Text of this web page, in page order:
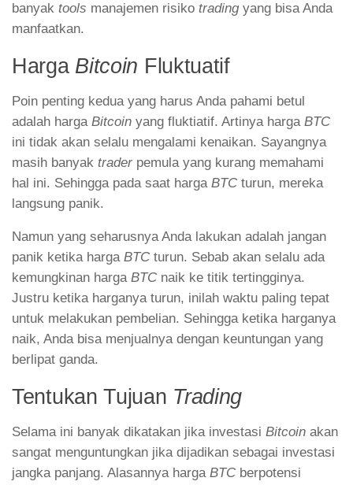
banyak tools manajemen risiko trading yang bisa Anda
manfaatkan.
Harga Bitcoin Fluktuatif
Poin penting kedua yang harus Anda pahami betul
adalah harga Bitcoin yang fluktiatif. Artinya harga BTC
ini tidak akan selalu mengalami kenaikan. Sayangnya
masih banyak trader pemula yang kurang memahami
hal ini. Sehingga pada saat harga BTC turun, mereka
langsung panik.
Namun yang seharusnya Anda lakukan adalah jangan
panik ketika harga BTC turun. Sebab akan selalu ada
kemungkinan harga BTC naik ke titik tertingginya.
Justru ketika harganya turun, inilah waktu paling tepat
untuk melakukan pembelian. Sehingga ketika harganya
naik, Anda bisa menjualnya dengan keuntungan yang
berlipat ganda.
Tentukan Tujuan Trading
Selama ini banyak dikatakan jika investasi Bitcoin akan
sangat menguntungkan jika dijadikan sebagai investasi
jangka panjang. Alasannya harga BTC berpotensi